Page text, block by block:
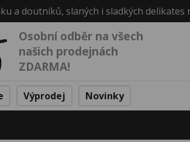
a doutníků, slaných i sladkých
Osobní odběr na všech
našich prodejnách
ZDARMA!
Výprodej Novinky